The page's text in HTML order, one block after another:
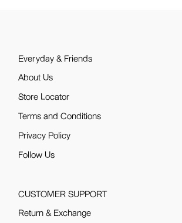
Everyday & Friends
About Us
Store Locator
Terms and Conditions
Privacy Policy
Follow Us
CUSTOMER SUPPORT
Return & Exchange